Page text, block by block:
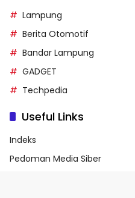
Lampung
Berita Otomotif
Bandar Lampung
GADGET
Techpedia
Useful Links
Indeks
Pedoman Media Siber